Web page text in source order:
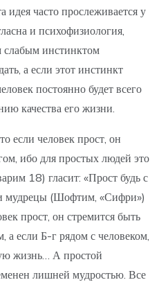
идея часто прослеживается у
и психофизиология,
слабым инстинктом
а если этот инстинкт
постоянно будет всего
качества его жизни.
если человек прост, он
ибо для простых людей это
18) гласит: «Прост будь с
мудрецы (Шофтим, «Сифри»)
прост, он стремится быть
если Б-г рядом с человеком,
жизнь… А простой
лишней мудростью. Все